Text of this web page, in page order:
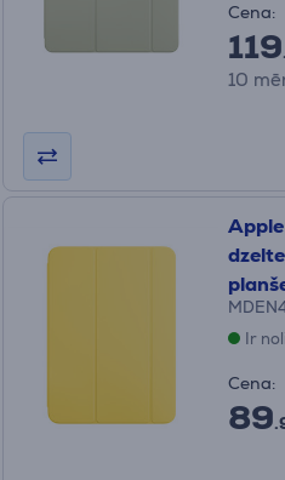
Cena:
119
10
Ir
Cena:
89